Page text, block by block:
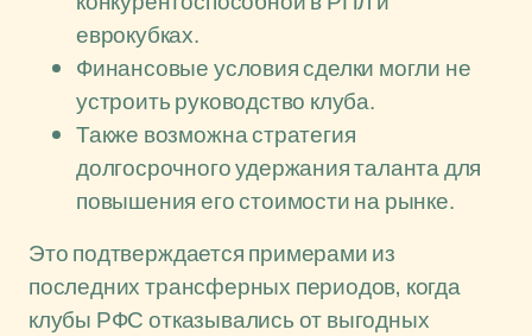
еврокубках.
Финансовые условия сделки могли не
устроить руководство клуба.
Также возможна стратегия
долгосрочного удержания таланта для
повышения его стоимости на рынке.
Это подтверждается примерами из
последних трансферных периодов, когда
клубы РФС отказывались от выгодных